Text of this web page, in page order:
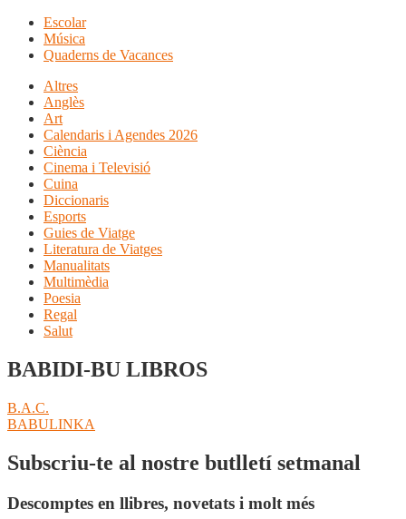
Escolar
Música
Quaderns de Vacances
Altres
Anglès
Art
Calendaris i Agendes 2026
Ciència
Cinema i Televisió
Cuina
Diccionaris
Esports
Guies de Viatge
Literatura de Viatges
Manualitats
Multimèdia
Poesia
Regal
Salut
BABIDI-BU LIBROS
Navegació
d'entrades
Entrada
anterior:
B.A.C.
Pròxima
BABULINKA
Subscriu-te al nostre butlletí setmanal
Descomptes en llibres, novetats i molt més